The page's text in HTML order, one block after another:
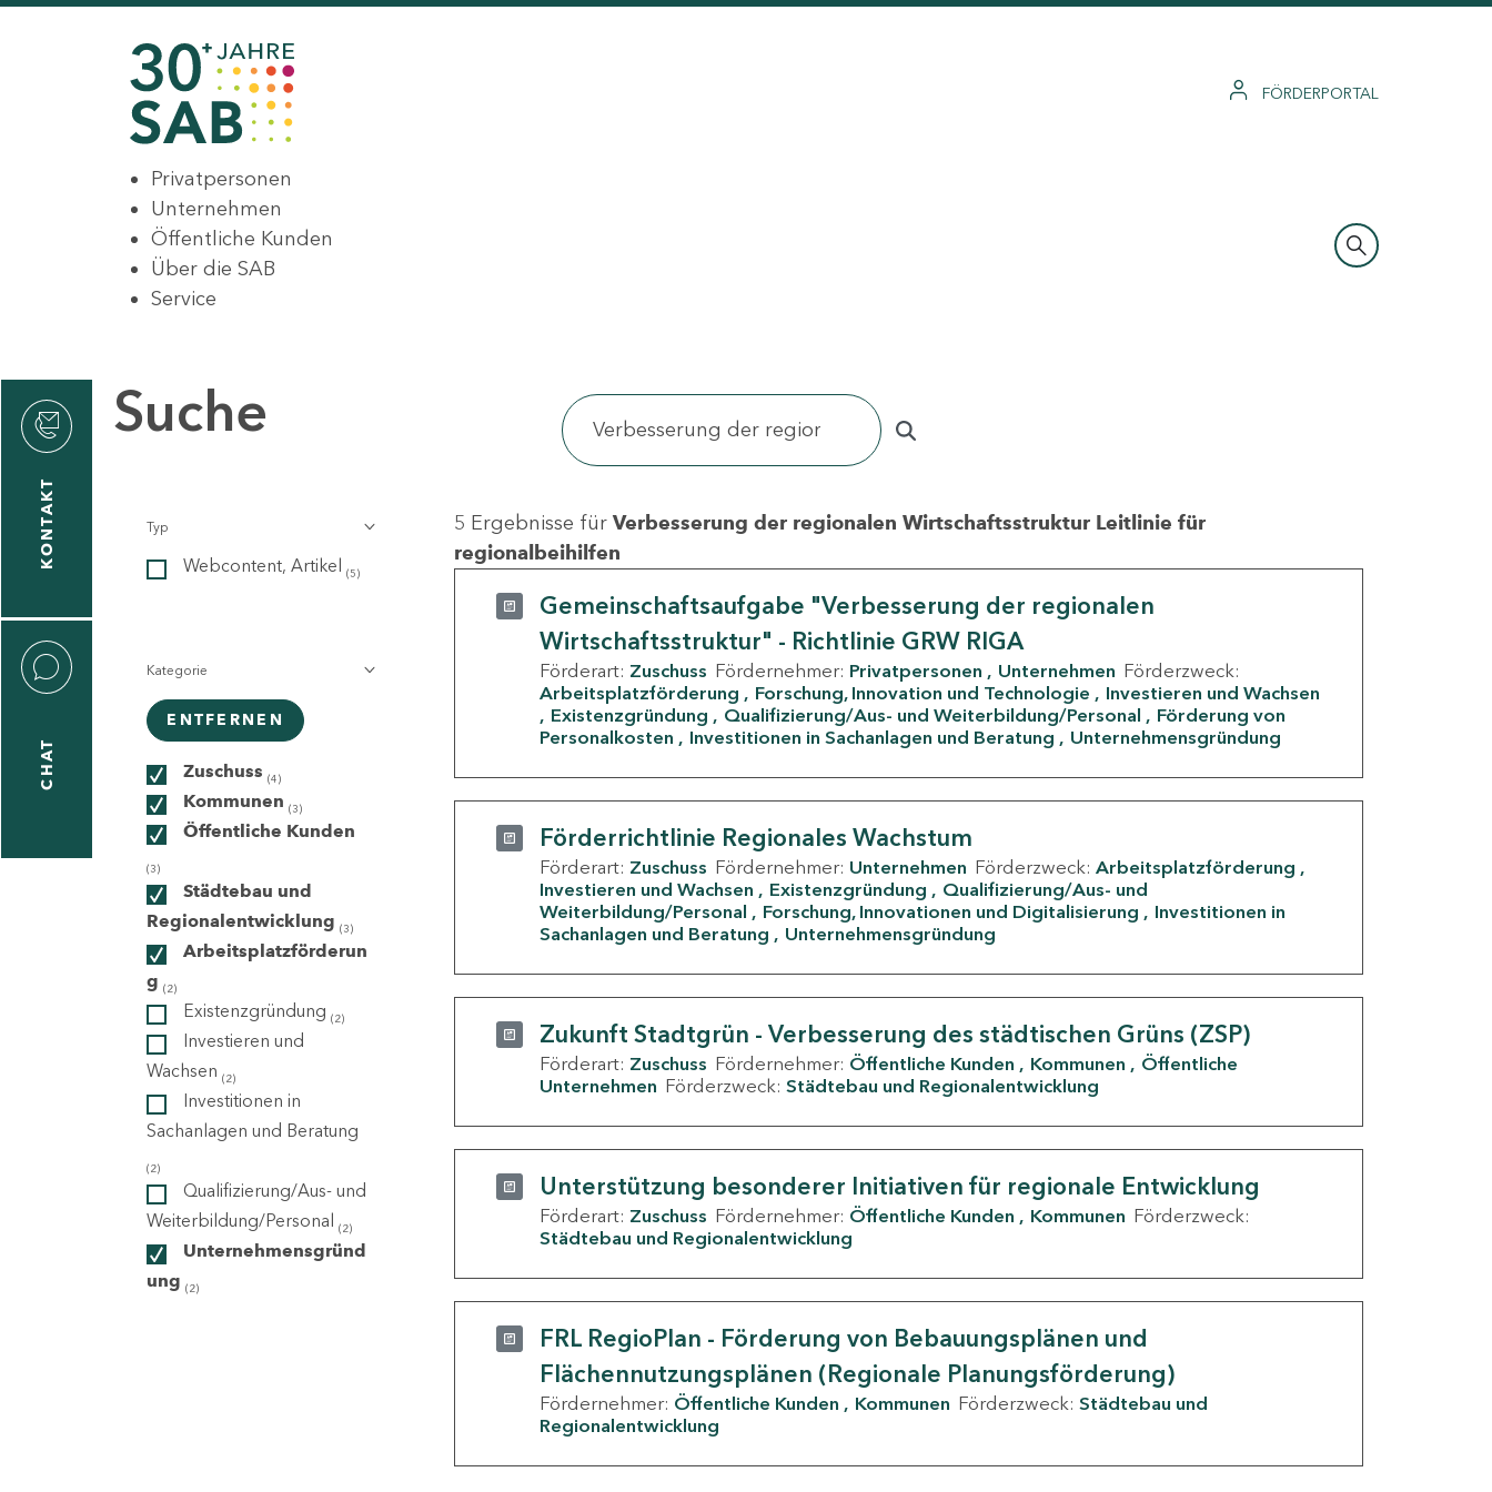
FÖRDERPORTAL
Privatpersonen
Unternehmen
Öffentliche Kunden
Über die SAB
Service
KONTAKT
CHAT
Suche
Typ
Webcontent, Artikel (5)
Kategorie
ENTFERNEN
Zuschuss (4)
Kommunen (3)
Öffentliche Kunden
(3)
Städtebau und
Regionalentwicklung (3)
Arbeitsplatzförderun
g (2)
Existenzgründung (2)
Investieren und
Wachsen (2)
Investitionen in
Sachanlagen und Beratung
(2)
Qualifizierung/Aus- und
Weiterbildung/Personal (2)
Unternehmensgründ
ung (2)
5 Ergebnisse für Verbesserung der regionalen Wirtschaftsstruktur Leitlinie für
regionalbeihilfen
Gemeinschaftsaufgabe "Verbesserung der regionalen
Wirtschaftsstruktur" - Richtlinie GRW RIGA
Förderart: Zuschuss Fördernehmer: Privatpersonen Unternehmen Förderzweck:
Arbeitsplatzförderung
Forschung, Innovation und Technologie
Investieren und Wachsen
Existenzgründung
Qualifizierung/Aus- und Weiterbildung/Personal
Förderung von
Personalkosten
Investitionen in Sachanlagen und Beratung Unternehmensgründung
Förderrichtlinie Regionales Wachstum
Förderart: Zuschuss Fördernehmer: Unternehmen Förderzweck: Arbeitsplatzförderung
Investieren und Wachsen
Existenzgründung
Qualifizierung/Aus- und
Weiterbildung/Personal
Forschung, Innovationen und Digitalisierung
Investitionen in
Sachanlagen und Beratung
Unternehmensgründung
Zukunft Stadtgrün - Verbesserung des städtischen Grüns (ZSP)
Förderart: Zuschuss Fördernehmer: Öffentliche Kunden Kommunen
Öffentliche
Unternehmen Förderzweck: Städtebau und Regionalentwicklung
Unterstützung besonderer Initiativen für regionale Entwicklung
Förderart: Zuschuss Fördernehmer: Öffentliche Kunden Kommunen Förderzweck:
Städtebau und Regionalentwicklung
FRL RegioPlan - Förderung von Bebauungsplänen und
Flächennutzungsplänen (Regionale Planungsförderung)
Fördernehmer: Öffentliche Kunden Kommunen Förderzweck: Städtebau und
Regionalentwicklung